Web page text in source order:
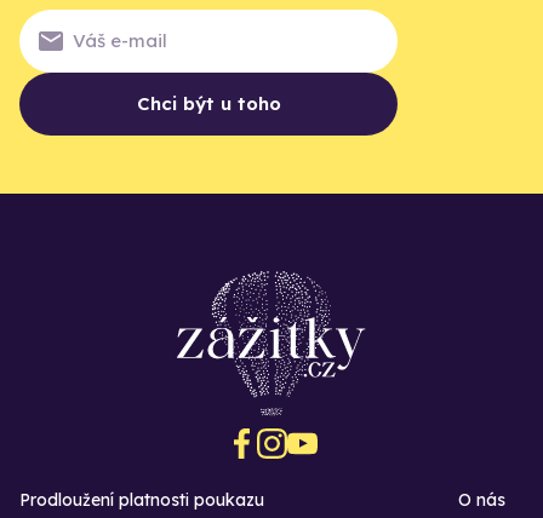
Chci být u toho
Prodloužení platnosti poukazu
O nás